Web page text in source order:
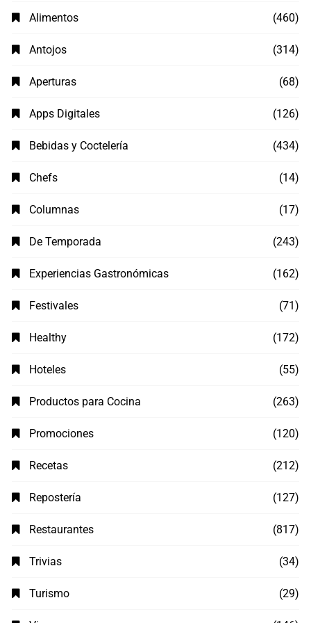
Alimentos (460)
Antojos (314)
Aperturas (68)
Apps Digitales (126)
Bebidas y Coctelería (434)
Chefs (14)
Columnas (17)
De Temporada (243)
Experiencias Gastronómicas (162)
Festivales (71)
Healthy (172)
Hoteles (55)
Productos para Cocina (263)
Promociones (120)
Recetas (212)
Repostería (127)
Restaurantes (817)
Trivias (34)
Turismo (29)